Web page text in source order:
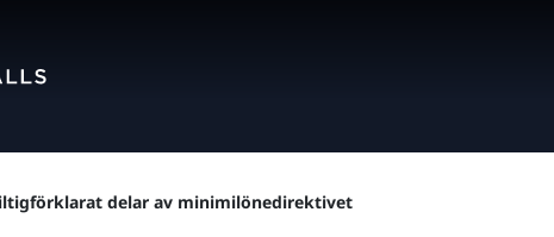
delar av minimilönedirektivet